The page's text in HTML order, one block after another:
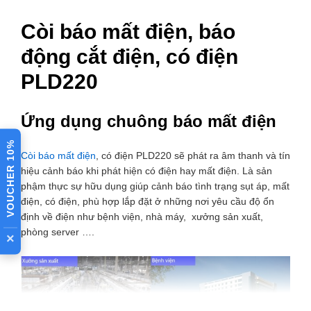
Còi báo mất điện, báo
động cắt điện, có điện
PLD220
Ứng dụng chuông báo mất điện
Còi báo mất điện , có điện PLD220 sẽ phát ra âm thanh và tín
hiệu cảnh báo khi phát hiện có điện hay mất điện. Là sản
phậm thực sự hữu dụng giúp cảnh báo tình trạng sụt áp, mất
điện, có điện, phù hợp lắp đặt ở những nơi yêu cầu độ ổn
định về điện như bệnh viện, nhà máy, xưởng sản xuất,
phòng server ….
VOUCHER 10%
×